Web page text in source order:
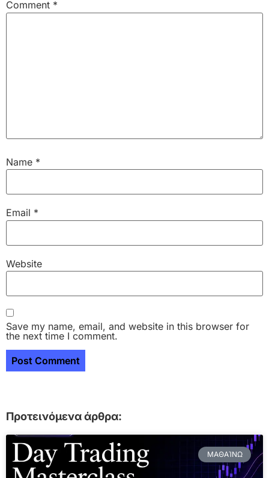
Comment *
Name *
Email *
Website
Save my name, email, and website in this browser for
the next time I comment.
Προτεινόμενα άρθρα:
ΜΑΘΑΊΝΩ